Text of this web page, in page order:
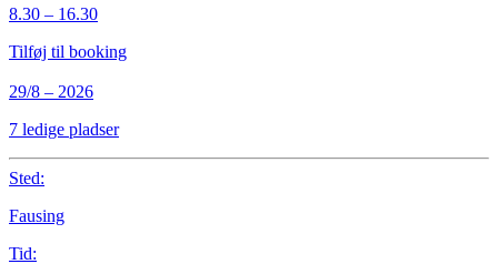
8.30 – 16.30
Tilføj til booking
29/8 – 2026
7 ledige pladser
Sted:
Fausing
Tid: